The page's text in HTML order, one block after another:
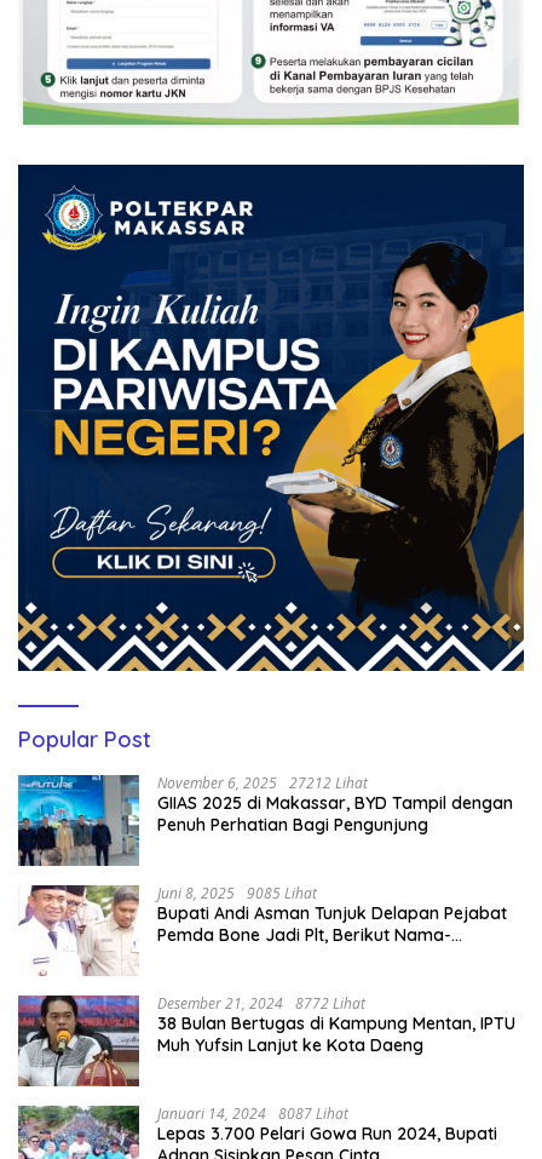
Popular Post
November 6, 2025 27212 Lihat
GIIAS 2025 di Makassar, BYD Tampil dengan
Penuh Perhatian Bagi Pengunjung
Juni 8, 2025 9085 Lihat
Bupati Andi Asman Tunjuk Delapan Pejabat
Pemda Bone Jadi Plt, Berikut Nama-
Desember 21, 2024 8772 Lihat
38 Bulan Bertugas di Kampung Mentan, IPTU
Muh Yufsin Lanjut ke Kota Daeng
Januari 14, 2024 8087 Lihat
Lepas 3.700 Pelari Gowa Run 2024, Bupati